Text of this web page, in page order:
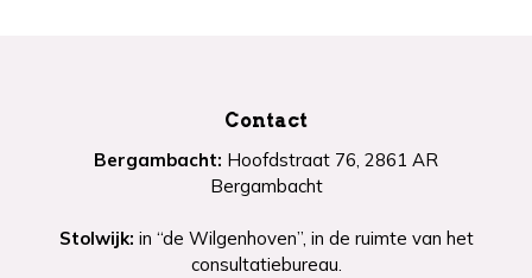
Contact
Bergambacht: Hoofdstraat 76, 2861 AR
Bergambacht
Stolwijk: in “de Wilgenhoven”, in de ruimte van het
consultatiebureau.